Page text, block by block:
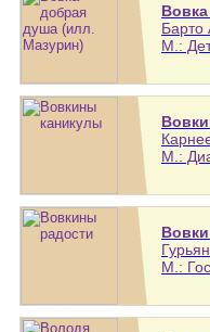
Барто
М.:
М.:
М.: